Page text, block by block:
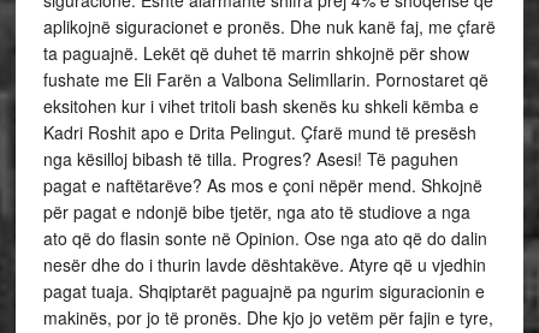
aplikojnë siguracionet e pronës. Dhe nuk kanë faj, me çfarë
ta paguajnë. Lekët që duhet të marrin shkojnë për show
fushate me Eli Farën a Valbona Selimllarin. Pornostaret që
eksitohen kur i vihet tritoli bash skenës ku shkeli këmba e
Kadri Roshit apo e Drita Pelingut. Çfarë mund të presësh
nga kësilloj bibash të tilla. Progres? Asesi! Të paguhen
pagat e naftëtarëve? As mos e çoni nëpër mend. Shkojnë
për pagat e ndonjë bibe tjetër, nga ato të studiove a nga
ato që do flasin sonte në Opinion. Ose nga ato që do dalin
nesër dhe do i thurin lavde dështakëve. Atyre që u vjedhin
pagat tuaja. Shqiptarët paguajnë pa ngurim siguracionin e
makinës, por jo të pronës. Dhe kjo jo vetëm për fajin e tyre,